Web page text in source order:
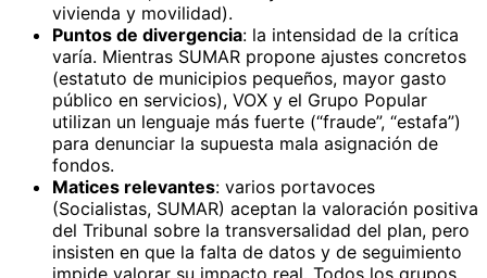
vivienda y movilidad).
Puntos de divergencia: la intensidad de la crítica
varía. Mientras SUMAR propone ajustes concretos
(estatuto de municipios pequeños, mayor gasto
público en servicios), VOX y el Grupo Popular
utilizan un lenguaje más fuerte (“fraude”, “estafa”)
para denunciar la supuesta mala asignación de
fondos.
Matices relevantes: varios portavoces
(Socialistas, SUMAR) aceptan la valoración positiva
del Tribunal sobre la transversalidad del plan, pero
insisten en que la falta de datos y de seguimiento